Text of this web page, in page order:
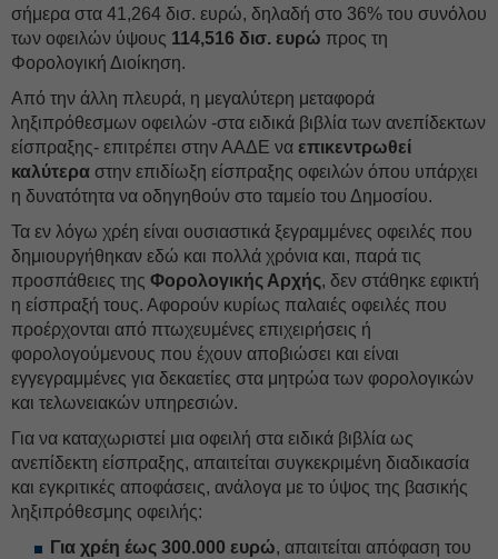
σήμερα στα 41,264 δισ. ευρώ, δηλαδή στο 36% του συνόλου
των οφειλών ύψους 114,516 δισ. ευρώ προς τη
Φορολογική Διοίκηση.
Από την άλλη πλευρά, η μεγαλύτερη μεταφορά
ληξιπρόθεσμων οφειλών -στα ειδικά βιβλία των ανεπίδεκτων
είσπραξης- επιτρέπει στην ΑΑΔΕ να επικεντρωθεί
καλύτερα στην επιδίωξη είσπραξης οφειλών όπου υπάρχει
η δυνατότητα να οδηγηθούν στο ταμείο του Δημοσίου.
Τα εν λόγω χρέη είναι ουσιαστικά ξεγραμμένες οφειλές που
δημιουργήθηκαν εδώ και πολλά χρόνια και, παρά τις
προσπάθειες της Φορολογικής Αρχής, δεν στάθηκε εφικτή
η είσπραξή τους. Αφορούν κυρίως παλαιές οφειλές που
προέρχονται από πτωχευμένες επιχειρήσεις ή
φορολογούμενους που έχουν αποβιώσει και είναι
εγγεγραμμένες για δεκαετίες στα μητρώα των φορολογικών
και τελωνειακών υπηρεσιών.
Για να καταχωριστεί μια οφειλή στα ειδικά βιβλία ως
ανεπίδεκτη είσπραξης, απαιτείται συγκεκριμένη διαδικασία
και εγκριτικές αποφάσεις, ανάλογα με το ύψος της βασικής
ληξιπρόθεσμης οφειλής:
Για χρέη έως 300.000 ευρώ, απαιτείται απόφαση του